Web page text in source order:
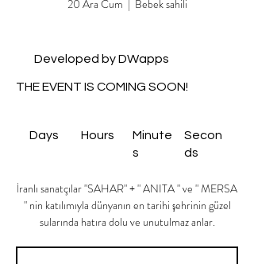
20 Ara Cum
  |
Bebek sahili
Secon
ds
Minute
s
Hours
Days
THE EVENT IS COMING SOON!
Developed by DWapps
İranlı sanatçılar "SAHAR" + " ANITA " ve " MERSA
" nin katılımıyla dünyanın en tarihi şehrinin güzel
sularında hatıra dolu ve unutulmaz anlar.